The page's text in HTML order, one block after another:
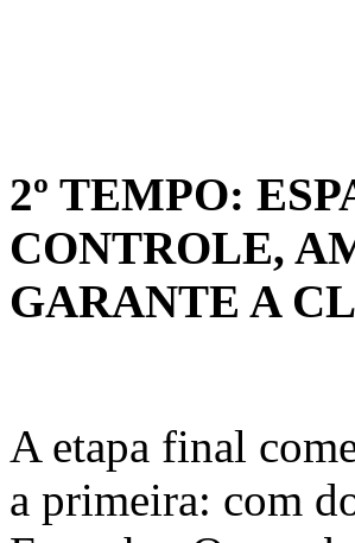
2º TEMPO:
CONTROLE,
GARANTE A
A etapa final
a primeira: com